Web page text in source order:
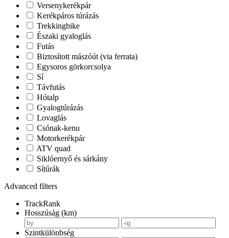
Versenykerékpár
Kerékpáros túrázás
Trekkingbike
Északi gyaloglás
Futás
Biztosított mászóút (via ferrata)
Egysoros görkorcsolya
Sí
Távfutás
Hótalp
Gyalogtúrázás
Lovaglás
Csónak-kenu
Motorkerékpár
ATV quad
Siklóernyő és sárkány
Sítúrák
Advanced filters
TrackRank
Hosszúság (km)
Szintkülönbség